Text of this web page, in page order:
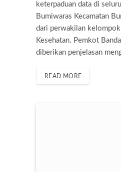
keterpaduan data di
Bumiwaras Kecamatan
dari perwakilan
Kesehatan. Pemkot
diberikan penjelasan
READ MORE